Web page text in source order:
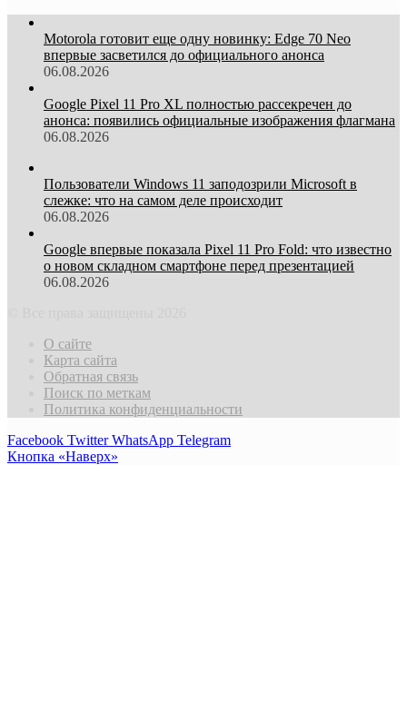
Motorola готовит еще одну новинку: Edge 70 Neo
впервые засветился до официального анонса
06.08.2026
Google Pixel 11 Pro XL полностью рассекречен до
анонса: появились официальные изображения флагмана
06.08.2026
Пользователи Windows 11 заподозрили Microsoft в
слежке: что на самом деле происходит
06.08.2026
Google впервые показала Pixel 11 Pro Fold: что известно
о новом складном смартфоне перед презентацией
06.08.2026
О сайте
Карта сайта
Обратная связь
Поиск по меткам
Политика конфиденциальности
Facebook Twitter WhatsApp Telegram
Кнопка «Наверх»